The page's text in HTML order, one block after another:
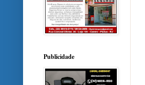
Publicidade